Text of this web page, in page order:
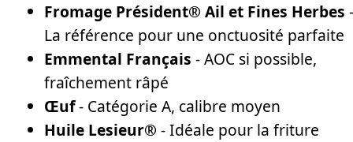
Fromage Président® Ail et Fines Herbes -
La référence pour une onctuosité parfaite
Emmental Français - AOC si possible,
fraîchement râpé
Œuf- Catégorie A, calibre moyen
Huile Lesieur® - Idéale pour la friture